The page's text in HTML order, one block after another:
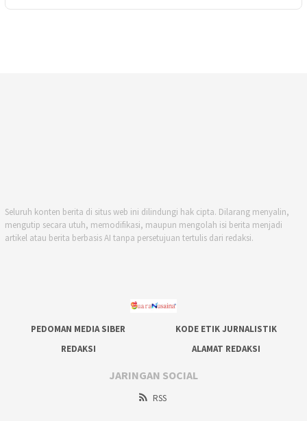
Seluruh konten berita di situs web ini dilindungi hak cipta. Dilarang menyalin,
mengutip secara utuh, memodifikasi, maupun mengolah isi berita menjadi
artikel atau berita berbasis AI tanpa persetujuan tertulis dari redaksi.
PEDOMAN MEDIA SIBER
KODE ETIK JURNALISTIK
REDAKSI
ALAMAT REDAKSI
JARINGAN SOCIAL
RSS